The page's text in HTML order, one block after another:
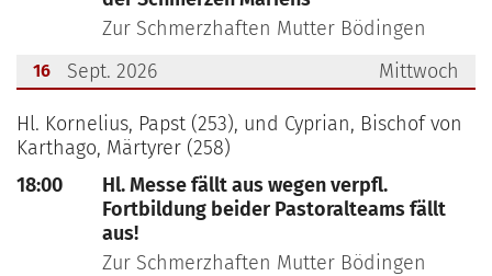
Zur Schmerzhaften Mutter Bödingen
Mittwoch
16
Sept. 2026
???msg.page.sr.date??? 16. September 2026
Hl. Kornelius, Papst (253), und Cyprian, Bischof von
Karthago, Märtyrer (258)
18:00
Hl. Messe fällt aus wegen verpfl.
Fortbildung beider Pastoralteams fällt
aus!
Zur Schmerzhaften Mutter Bödingen